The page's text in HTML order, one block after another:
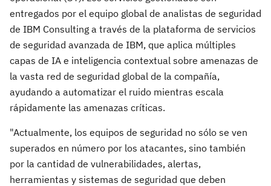
entregados por el equipo global de analistas de seguridad
de IBM Consulting a través de la plataforma de servicios
de seguridad avanzada de IBM, que aplica múltiples
capas de IA e inteligencia contextual sobre amenazas de
la vasta red de seguridad global de la compañía,
ayudando a automatizar el ruido mientras escala
rápidamente las amenazas críticas.
"Actualmente, los equipos de seguridad no sólo se ven
superados en número por los atacantes, sino también
por la cantidad de vulnerabilidades, alertas,
herramientas y sistemas de seguridad que deben